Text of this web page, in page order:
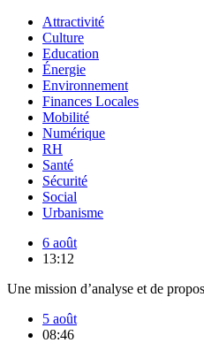
Attractivité
Culture
Education
Énergie
Environnement
Finances Locales
Mobilité
Numérique
RH
Santé
Sécurité
Social
Urbanisme
6 août
13:12
Une mission d’analyse et de
5 août
08:46